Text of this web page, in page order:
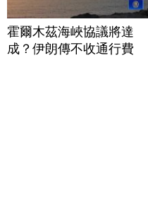
霍爾木茲海峽協議將達
成？伊朗傳不收通行費